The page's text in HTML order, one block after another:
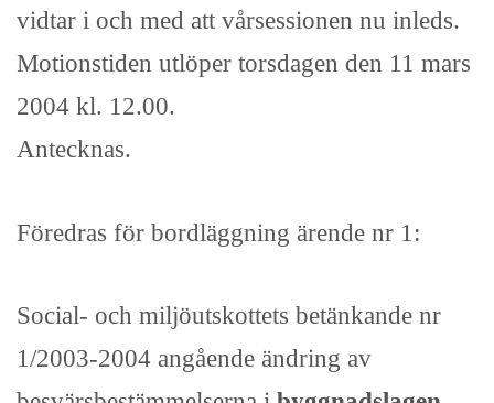
vidtar i och med att vårsessionen nu inleds.
Motionstiden utlöper torsdagen den 11 mars
2004 kl. 12.00.
Antecknas.
Föredras för bordläggning ärende nr 1:
Social- och miljöutskottets betänkande nr
1/2003-2004 angående ändring av